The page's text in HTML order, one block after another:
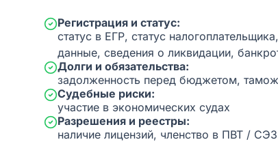
Регистрация и статус:
статус в ЕГР, статус
данные, сведения о ликвидации,
Долги и обязательства:
задолженность перед бюджетом,
Судебные риски:
участие в экономических судах
Разрешения и реестры:
наличие лицензий, членство в ПВТ /